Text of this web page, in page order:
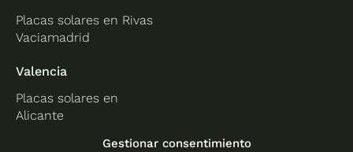
Gestionar consentimiento
Placas solares en Rivas
Vaciamadrid
Valencia
Placas solares en
Alicante
Placas solares en